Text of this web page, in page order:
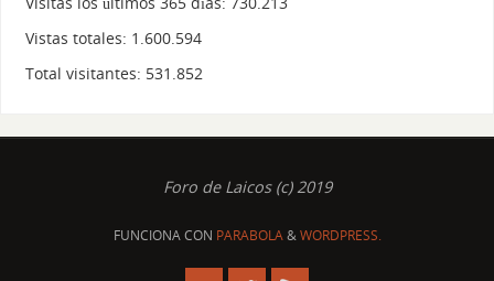
Vistas totales: 1.600.594
Total visitantes: 531.852
Foro de Laicos (c) 2019
FUNCIONA CON PARABOLA&WORDPRESS.